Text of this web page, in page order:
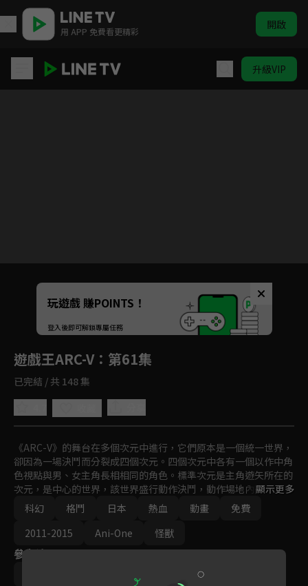
用 APP 免費看更精彩 開啟
升級VIP
Unmute
如有不便請見諒
玩遊戲 賺POINTS！
登入後即可解鎖專屬任務
遊戲王ARC-V：第61集
已完結 / 共 148 集
《ARC-V》的舞台在多個次元中進行，它們原本是一個統一世界，
卻因為一場決鬥而分裂成四個次元。四個次元中各有一個以作中角
色視點與男、女主角長相相同的角色。標準次元是主角遊矢所在的
次元，是中心的世界，該世界盛行動作決鬥，動作場地內隨機散佈
名為「動作卡片」的魔法卡或陷阱卡，若決鬥者找到動作卡片，即
可拾起並在適當時機發動。隨著故事進展，鏡頭依序拉到不同的次
元中，有前作部份角色登場。
顯示更多
科幻
格鬥 日本 熱血 動畫
免費
2011-2015
Ani-One 怪獸
參與演員